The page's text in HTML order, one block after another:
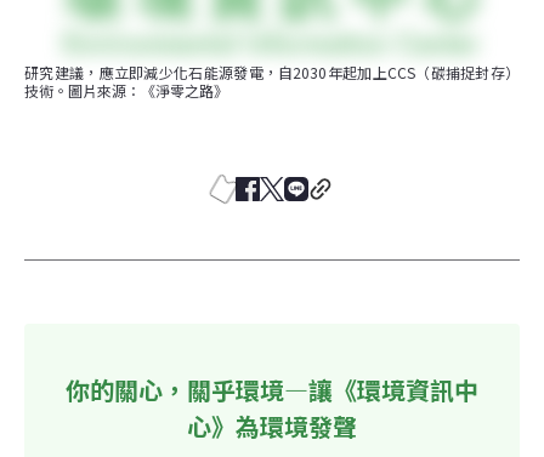
研究建議，應立即減少化石能源發電，自2030年起加上CCS（碳捕捉封存）
技術。圖片來源：《淨零之路》
你的關心，關乎環境—讓《環境資訊中
心》為環境發聲